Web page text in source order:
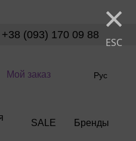
×
ESC
+38 (093) 170 09 88
Мой заказ Рус
SALE Бренды